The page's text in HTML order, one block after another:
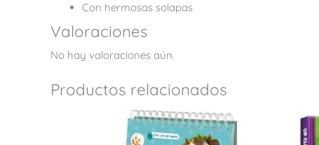
Con hermosas solapas
Valoraciones
No hay valoraciones aún.
Productos relacionados